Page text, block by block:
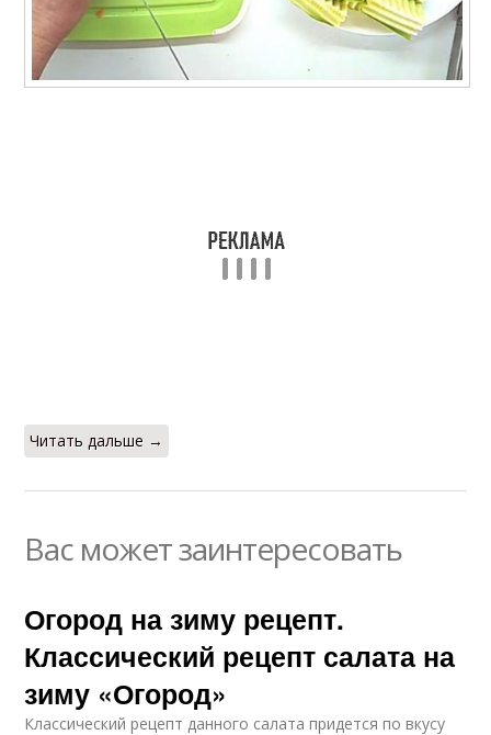
Читать дальше →
Вас может заинтересовать
Огород на зиму рецепт.
Классический рецепт салата на
зиму «Огород»
Классический рецепт данного салата придется по вкусу